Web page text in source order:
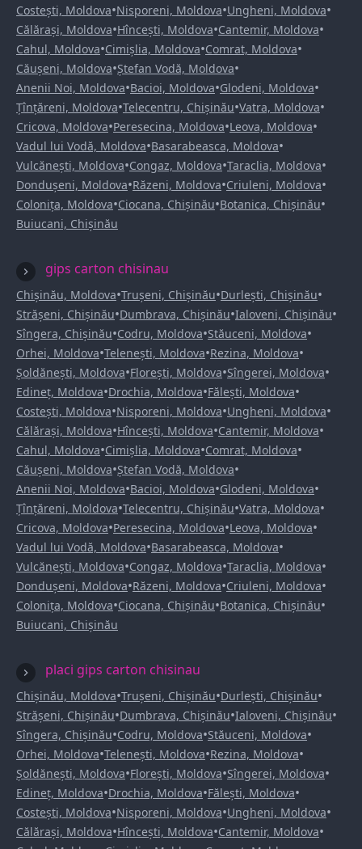
Costești, Moldova•Nisporeni, Moldova•Ungheni, Moldova•
Călărași, Moldova•Hîncești, Moldova•Cantemir, Moldova•
Cahul, Moldova•Cimișlia, Moldova•Comrat, Moldova•
Căușeni, Moldova•Ștefan Vodă, Moldova•
Anenii Noi, Moldova•Bacioi, Moldova•Glodeni, Moldova•
Țînțăreni, Moldova•Telecentru, Chișinău•Vatra, Moldova•
Cricova, Moldova•Peresecina, Moldova•Leova, Moldova•
Vadul lui Vodă, Moldova•Basarabeasca, Moldova•
Vulcănești, Moldova•Congaz, Moldova•Taraclia, Moldova•
Dondușeni, Moldova•Răzeni, Moldova•Criuleni, Moldova•
Colonița, Moldova•Ciocana, Chișinău•Botanica, Chișinău•
Buiucani, Chișinău
gips carton chisinau
Chișinău, Moldova•Trușeni, Chișinău•Durlești, Chișinău•
Strășeni, Chișinău•Dumbrava, Chișinău•Ialoveni, Chișinău•
Sîngera, Chișinău•Codru, Moldova•Stăuceni, Moldova•
Orhei, Moldova•Telenești, Moldova•Rezina, Moldova•
Șoldănești, Moldova•Florești, Moldova•Sîngerei, Moldova•
Edineț, Moldova•Drochia, Moldova•Fălești, Moldova•
Costești, Moldova•Nisporeni, Moldova•Ungheni, Moldova•
Călărași, Moldova•Hîncești, Moldova•Cantemir, Moldova•
Cahul, Moldova•Cimișlia, Moldova•Comrat, Moldova•
Căușeni, Moldova•Ștefan Vodă, Moldova•
Anenii Noi, Moldova•Bacioi, Moldova•Glodeni, Moldova•
Țînțăreni, Moldova•Telecentru, Chișinău•Vatra, Moldova•
Cricova, Moldova•Peresecina, Moldova•Leova, Moldova•
Vadul lui Vodă, Moldova•Basarabeasca, Moldova•
Vulcănești, Moldova•Congaz, Moldova•Taraclia, Moldova•
Dondușeni, Moldova•Răzeni, Moldova•Criuleni, Moldova•
Colonița, Moldova•Ciocana, Chișinău•Botanica, Chișinău•
Buiucani, Chișinău
placi gips carton chisinau
Chișinău, Moldova•Trușeni, Chișinău•Durlești, Chișinău•
Strășeni, Chișinău•Dumbrava, Chișinău•Ialoveni, Chișinău•
Sîngera, Chișinău•Codru, Moldova•Stăuceni, Moldova•
Orhei, Moldova•Telenești, Moldova•Rezina, Moldova•
Șoldănești, Moldova•Florești, Moldova•Sîngerei, Moldova•
Edineț, Moldova•Drochia, Moldova•Fălești, Moldova•
Costești, Moldova•Nisporeni, Moldova•Ungheni, Moldova•
Călărași, Moldova•Hîncești, Moldova•Cantemir, Moldova•